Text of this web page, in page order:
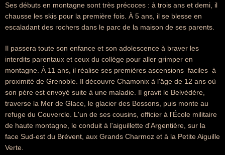
Ses débuts en montagne sont très précoces : à trois ans et demi, il
chausse les skis pour la première fois. À 5 ans, il se blesse en
escaladant des rochers dans le parc de la maison de ses parents.
Il passera toute son enfance et son adolescence à braver les
interdits parentaux et ceux du collège pour aller grimper en
montagne. À 11 ans, il réalise ses premières ascensions  faciles  à
proximité de Grenoble. Il découvre Chamonix à l'âge de 12 ans où
son père est envoyé suite à une maladie. Il gravit le Belvédère,
traverse la Mer de Glace, le glacier des Bossons, puis monte au
refuge du Couvercle. L'un de ses cousins, officier à l'École militaire
de haute montagne, le conduit à l'aiguillette d'Argentière, sur la
face Sud-est du Brévent, aux Grands Charmoz et à la Petite Aiguille
Verte.